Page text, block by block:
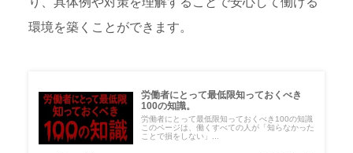
環境を築くことができます。
労働者にとって最低限知っておくべき
100の知識。
労働者にとって最低限知っておくべき100の知識
このページは、働くすべての人が「知らなかった
ことで損をしない」...